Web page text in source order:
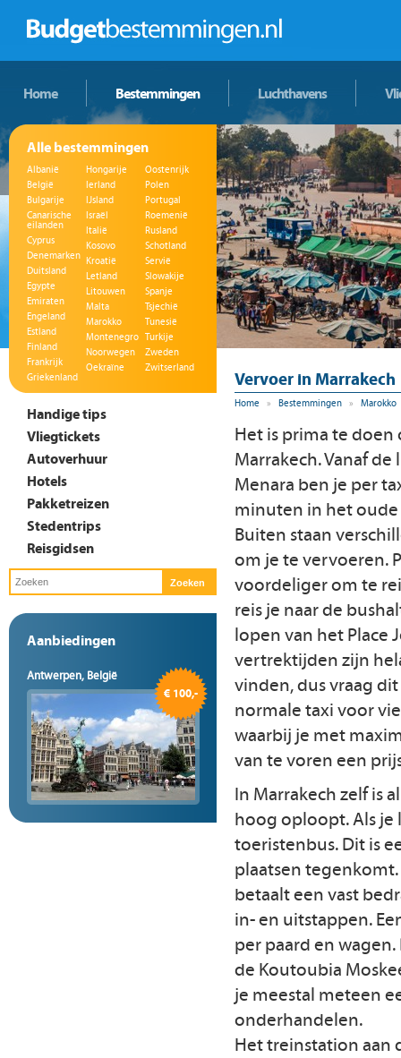
Home Bestemmingen Luchthavens
Alle bestemmingen
Albanië
België
Bulgarije
Canarische
eilanden
Cyprus
Denemarken
Duitsland
Egypte
Emiraten
Engeland
Estland
Finland
Frankrijk
Griekenland
Hongarije
Ierland
IJsland
Israël
Italië
Kosovo
Kroatië
Letland
Litouwen
Malta
Marokko
Montenegro
Noorwegen
Oekraïne
Oostenrijk
Polen
Portugal
Roemenië
Rusland
Schotland
Servië
Slowakije
Spanje
Tsjechië
Tunesië
Turkije
Zweden
Zwitserland
Handige tips
Vliegtickets
Autoverhuur
Hotels
Pakketreizen
Stedentrips
Reisgidsen
Aanbiedingen
Antwerpen, België
€ 100,-
Vervoer in Marrakech
Home » Bestemmingen » Marokko
Het is prima te doen
Marrakech. Vanaf
Menara ben je per
minuten in het
Buiten staan
om je te vervoeren.
voordeliger om te
reis je naar de
lopen van het Place
vertrektijden zijn
vinden, dus vraag
normale taxi voor
waarbij je met
van te voren een
In Marrakech zelf is
hoog oploopt. Als je
toeristenbus. Dit is
plaatsen tegenkomt.
betaalt een vast
in- en uitstappen.
per paard en
de Koutoubia
je meestal meteen
onderhandelen.
Het treinstation aan